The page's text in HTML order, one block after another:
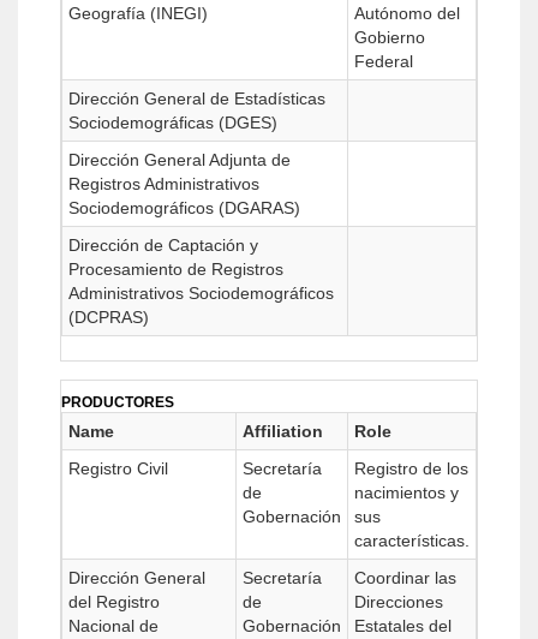
Geografía (INEGI)
Autónomo del
Gobierno
Federal
Dirección General de Estadísticas
Sociodemográficas (DGES)
Dirección General Adjunta de
Registros Administrativos
Sociodemográficos (DGARAS)
Dirección de Captación y
Procesamiento de Registros
Administrativos Sociodemográficos
(DCPRAS)
PRODUCTORES
Name Affiliation
Role
Registro Civil
Secretaría
de
Gobernación
Registro de los
nacimientos y
sus
características.
Dirección General
del Registro
Nacional de
Secretaría
de
Gobernación
Coordinar las
Direcciones
Estatales del